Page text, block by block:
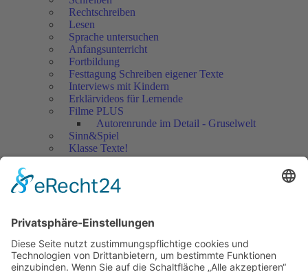
Rechtschreiben
Lesen
Sprache untersuchen
Anfangsunterricht
Fortbildung
Festtagung Schreiben eigener Texte
Interviews mit Kindern
Erklärvideos für Lernende
Filme PLUS
Autorenrunde im Detail - Gruselwelt
Sinn&Spiel
Klasse Texte!
Filmausschnitte Grundschule
Jedes Kind wertschätzen!
Artikel
Artikel 2018
Artikel 2017